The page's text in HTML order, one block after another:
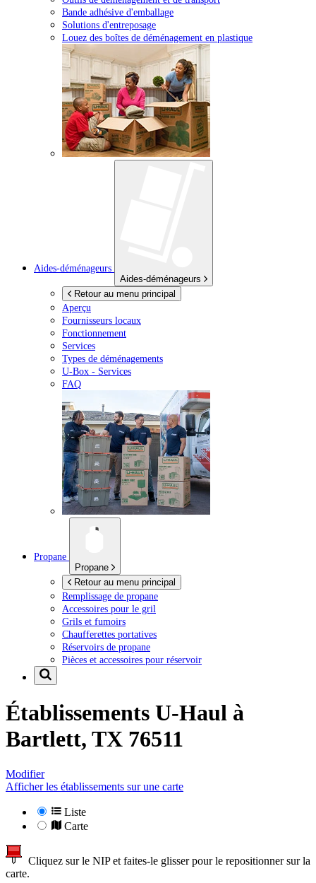
Bande adhésive d'emballage
Solutions d'entreposage
Louez des boîtes de déménagement en plastique
Aides-déménageurs
Aides-déménageurs
Retour au menu principal
Aperçu
Fournisseurs locaux
Fonctionnement
Services
Types de déménagements
U-Box - Services
FAQ
Propane
Propane
Retour au menu principal
Remplissage de propane
Accessoires pour le gril
Grils et fumoirs
Chaufferettes portatives
Réservoirs de propane
Pièces et accessoires pour réservoir
Établissements U-Haul à
Bartlett, TX 76511
Modifier
Afficher les établissements sur une carte
Liste
Carte
Cliquez sur le NIP et faites-le glisser pour le repositionner sur la
carte.